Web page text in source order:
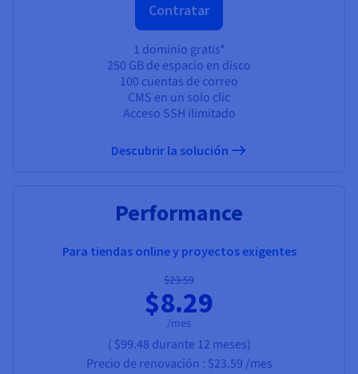
Contratar
1 dominio gratis*
250 GB de espacio en disco
100 cuentas de correo
CMS en un solo clic
Acceso SSH ilimitado
Descubrir la solución
Performance
Para tiendas online y proyectos exigentes
$23.59
$8.29
/mes
( $99.48 durante 12 meses)
Precio de renovación : $23.59 /mes